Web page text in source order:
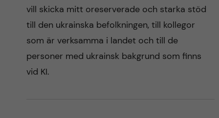
vill skicka mitt oreserverade och starka stöd
till den ukrainska befolkningen, till kollegor
som är verksamma i landet och till de
personer med ukrainsk bakgrund som finns
vid KI.